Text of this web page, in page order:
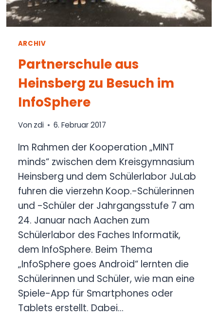
ARCHIV
Partnerschule aus
Heinsberg zu Besuch im
InfoSphere
Von zdi 6. Februar 2017
Im Rahmen der Kooperation „MINT
minds“ zwischen dem Kreisgymnasium
Heinsberg und dem Schülerlabor JuLab
fuhren die vierzehn Koop.-Schülerinnen
und -Schüler der Jahrgangsstufe 7 am
24. Januar nach Aachen zum
Schülerlabor des Faches Informatik,
dem InfoSphere. Beim Thema
„InfoSphere goes Android“ lernten die
Schülerinnen und Schüler, wie man eine
Spiele-App für Smartphones oder
Tablets erstellt. Dabei…